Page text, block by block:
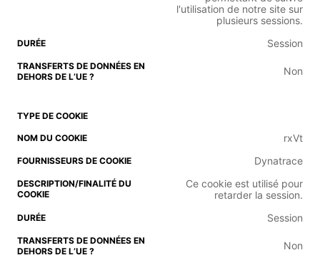
l'utilisation de notre site sur
plusieurs sessions.
Session
Non
rxVt
Dynatrace
Ce cookie est utilisé pour
retarder la session.
Session
Non